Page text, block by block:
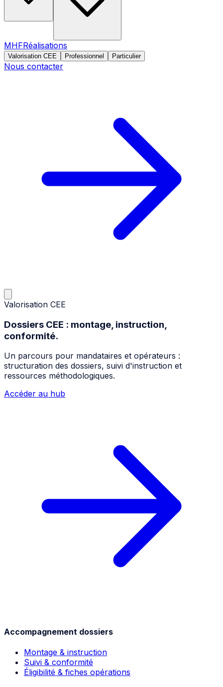
MHFRéalisations
Valorisation CEE Professionnel Particulier
Nous contacter
Valorisation CEE
Dossiers CEE : montage, instruction,
conformité.
Un parcours pour mandataires et opérateurs :
structuration des dossiers, suivi d'instruction et
ressources méthodologiques.
Accéder au hub
Accompagnement dossiers
Montage & instruction
Suivi & conformité
Éligibilité & fiches opérations